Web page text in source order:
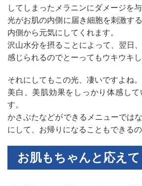
してしまったメラニンにダメージを与
光がお肌の内側に届き細胞を刺激す
内側から元気にしてくれます。
沢山水分を摂ることによって、翌日
感じられるのでとーってもウキウキし
それにしてもこの光、凄いですよね。
美白、美肌効果をしっかり体感して
す。
かさぶたなどができるメニューでは
にして、お帰りになることもできる
お肌もちゃんと応え